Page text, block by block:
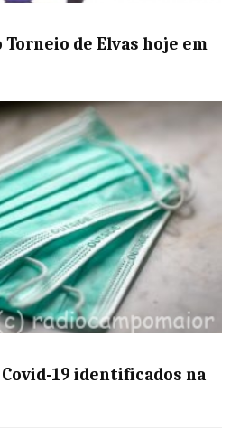
Torneio de Elvas hoje em
19 identificados na